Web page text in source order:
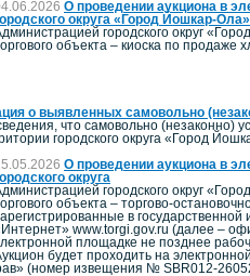
О проведении аукциона в
округа «Город Йошкар-Ола»
городского округ
объекта – киоска по продаже
о выявленных самовольно
что самовольно (незаконно)
городского округа «Город
О проведении аукциона в
округа
городского округ
объекта – торгово-
в
www.torgi.gov.ru (далее –
площадке не позднее
будет проходить на
(номер извещения № SBR012-